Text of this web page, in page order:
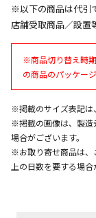
午前9
出荷い
また、
は、休
設置工
お見積
※以下の商品は代引
店舗受取商品／設置
※商品切り替え時
の商品のパッケー
※掲載のサイズ表記は
※掲載の画像は、製造
場合がございます。
※お取り寄せ商品は、
上の日数を要する場合